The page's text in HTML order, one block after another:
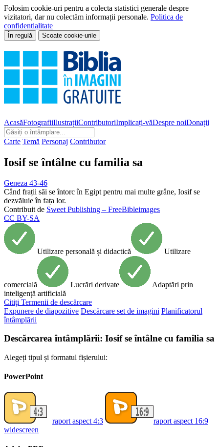
Folosim cookie-uri pentru a colecta statistici generale despre
vizitatori, dar nu colectăm informații personale. Politica de
confidentialitate
În regulă Scoate cookie-urile
AcasăFotografiiIlustrațiiContributoriImplicați-văDespre noiDonații
Carte Temă Personaj Contributor
Iosif se întâlne cu familia sa
Geneza 43-46
Când frații săi se întorc în Egipt pentru mai multe grâne, Iosif se
dezvăluie în fața lor.
Contribuit de Sweet Publishing – FreeBibleimages
CC BY-SA
Utilizare personală și didactică Utilizare
comercială Lucrări derivate
Adaptări prin
inteligență artificială
Citiți Termenii de descărcare
Expunere de diapozitive Descărcare set de imagini Planificatorul
întâmplării
Descărcarea întâmplării: Iosif se întâlne cu familia sa
Alegeți tipul și formatul fișierului:
PowerPoint
raport aspect 4:3
raport aspect 16:9
widescreen